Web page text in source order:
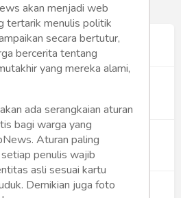
Berbasis Pesantren:
Prodi Spesialis
Bedah UNIMUS di
Putra UNIMUS
dalam Perluasan
Merah Putih Buka
akan menjadi web
tertarik menulis politik
secara bertutur,
bercerita tentang
yang mereka alami,
ada serangkaian aturan
bagi warga yang
Aturan paling
penulis wajib
asli sesuai kartu
Demikian juga foto